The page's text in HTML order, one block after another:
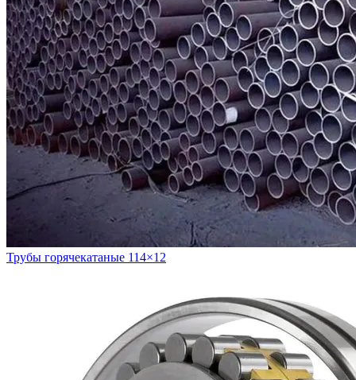
Трубы горячекатаные 114×12